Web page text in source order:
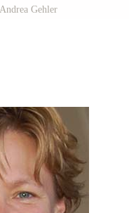
Andrea Gehler